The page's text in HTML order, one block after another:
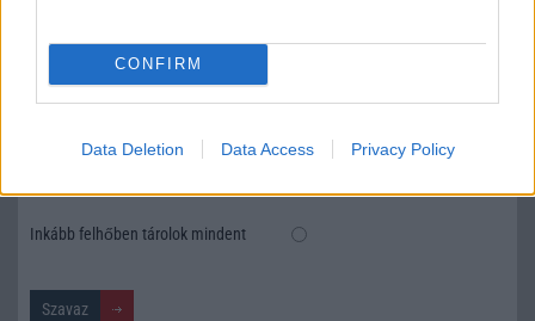
CONFIRM
Data Deletion Data Access Privacy Policy
Igen, a tárhely nagyon fontos
Inkább felhőben tárolok mindent